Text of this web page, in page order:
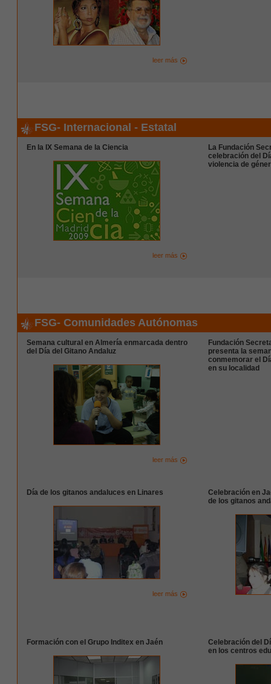
leer más
FSG- Internacional - Estatal
En la IX Semana de la Ciencia
leer más
La Fundación
celebración del
violencia de
FSG- Comunidades Autónomas
Semana cultural en Almería enmarcada dentro
del Día del Gitano Andaluz
leer más
Fundación
presenta la
conmemorar el
en su localidad
Día de los gitanos andaluces en Linares
leer más
Celebración en
de los gitanos
Formación con el Grupo Inditex en Jaén
Celebración del
en los centros